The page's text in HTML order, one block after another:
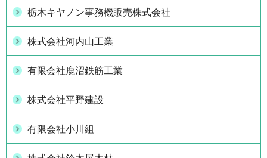
栃木キヤノン事務機販売株式会社
株式会社河内山工業
有限会社鹿沼鉄筋工業
株式会社平野建設
有限会社小川組